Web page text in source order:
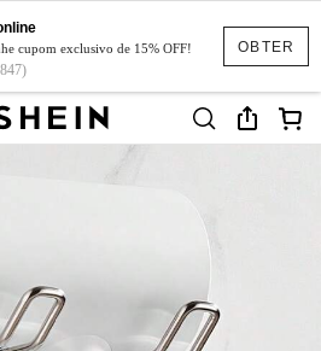
OBTER
cupom exclusivo de 15% OFF!